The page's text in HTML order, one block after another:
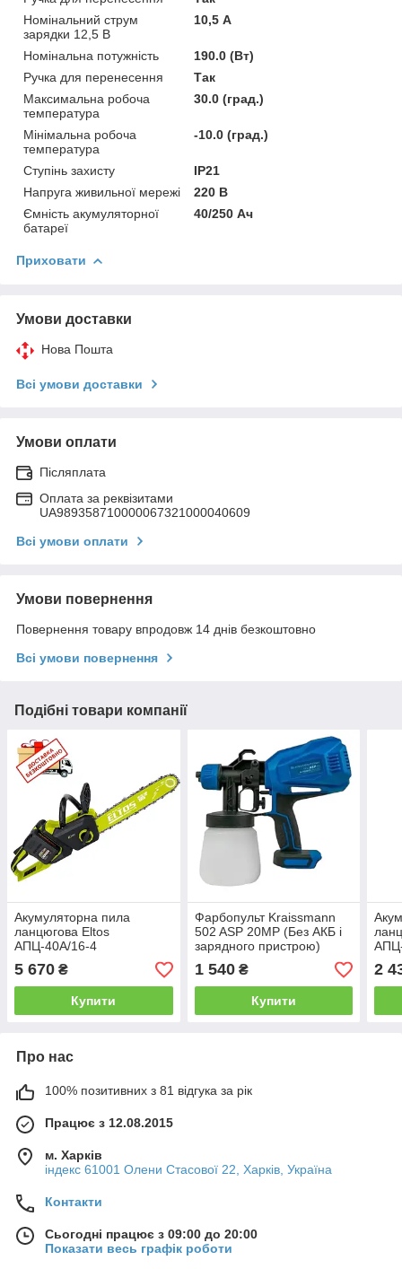
Номінальний струм
зарядки 12,5 В
10,5 А
Номінальна потужність
190.0 (Вт)
Ручка для перенесення
Так
Максимальна робоча
температура
30.0 (град.)
Мінімальна робоча
температура
-10.0 (град.)
Ступінь захисту
ІР21
Напруга живильної мережі
220 В
Ємність акумуляторної
батареї
40/250 Ач
Приховати
Умови доставки
Нова Пошта
Всі умови доставки
Умови оплати
Післяплата
Оплата за реквізитами
UA989358710000067321000040609
Всі умови оплати
Умови повернення
Повернення товару впродовж 14 днів безкоштовно
Всі умови повернення
Подібні товари компанії
Акумуляторна пила
ланцюгова Eltos
АПЦ-40А/16-4
5 670 ₴
Купити
Фарбопульт Kraissmann
502 ASP 20MP (Без АКБ і
зарядного пристрою)
1 540₴
Купити
2
Про нас
100% позитивних з 81 відгука за рік
Працює з 12.08.2015
м. Харків
індекс 61001 Олени Стасової 22, Харків, Україна
Контакти
Сьогодні працює з 09:00 до 20:00
Показати весь графік роботи